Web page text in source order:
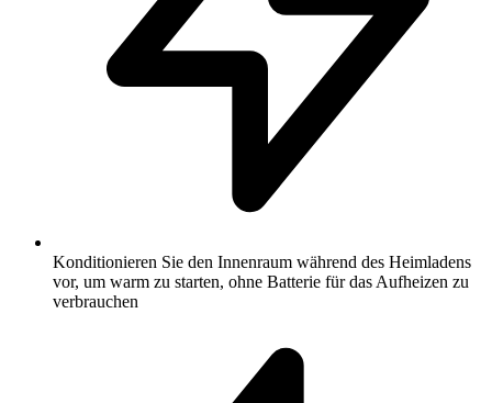
Konditionieren Sie den Innenraum während des Heimladens
vor, um warm zu starten, ohne Batterie für das Aufheizen zu
verbrauchen